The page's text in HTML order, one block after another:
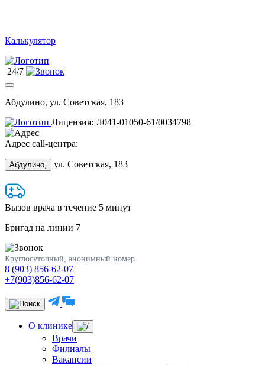
Калькулятор
24/7
Абдулино, ул. Советская, 183
Лицензия: Л041-01050-61/0034798
Адрес call-центра:
Абдулино, ул. Советская, 183
Вызов врача в течение 5 минут
Бригад на линии 7
Круглосуточный, анонимный номер
8 (903) 856-62-07
+7(903)856-62-07
О клинике
Врачи
Филиалы
Вакансии